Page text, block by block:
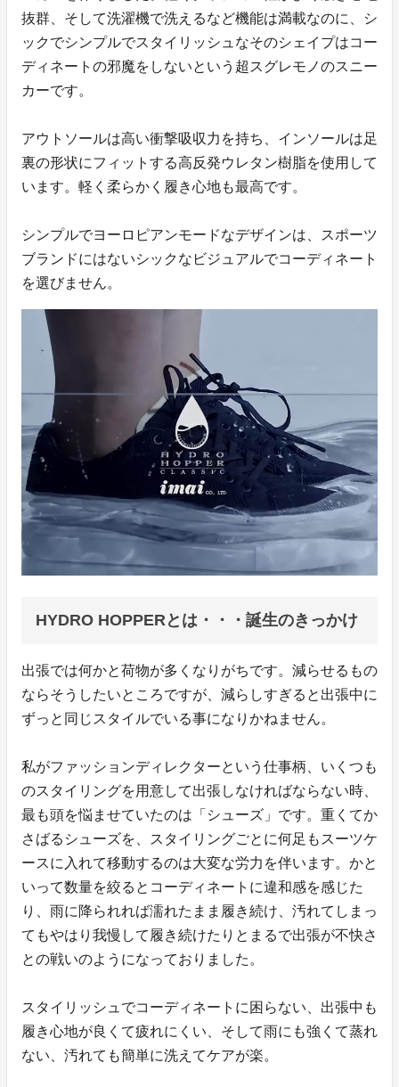
抜群、そして洗濯機で洗えるなど機能は満載なのに、シ
ックでシンプルでスタイリッシュなそのシェイプはコー
ディネートの邪魔をしないという超スグレモノのスニー
カーです。
アウトソールは高い衝撃吸収力を持ち、インソールは足
裏の形状にフィットする高反発ウレタン樹脂を使用して
います。軽く柔らかく履き心地も最高です。
シンプルでヨーロピアンモードなデザインは、スポーツ
ブランドにはないシックなビジュアルでコーディネート
を選びません。
HYDRO HOPPERとは・・・誕生のきっかけ
出張では何かと荷物が多くなりがちです。減らせるもの
ならそうしたいところですが、減らしすぎると出張中に
ずっと同じスタイルでいる事になりかねません。
私がファッションディレクターという仕事柄、いくつも
のスタイリングを用意して出張しなければならない時、
最も頭を悩ませていたのは「シューズ」です。重くてか
さばるシューズを、スタイリングごとに何足もスーツケ
ースに入れて移動するのは大変な労力を伴います。かと
いって数量を絞るとコーディネートに違和感を感じた
り、雨に降られれば濡れたまま履き続け、汚れてしまっ
てもやはり我慢して履き続けたりとまるで出張が不快さ
との戦いのようになっておりました。
スタイリッシュでコーディネートに困らない、出張中も
履き心地が良くて疲れにくい、そして雨にも強くて蒸れ
ない、汚れても簡単に洗えてケアが楽。